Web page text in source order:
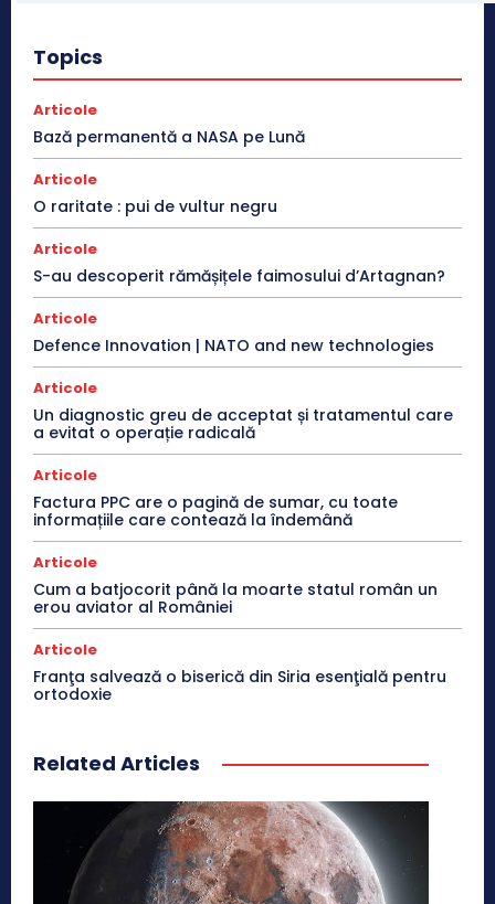
Topics
Articole
Bază permanentă a NASA pe Lună
Articole
O raritate : pui de vultur negru
Articole
S-au descoperit rămășițele faimosului d’Artagnan?
Articole
Defence Innovation | NATO and new technologies
Articole
Un diagnostic greu de acceptat și tratamentul care
a evitat o operație radicală
Articole
Factura PPC are o pagină de sumar, cu toate
informațiile care contează la îndemână
Articole
Cum a batjocorit până la moarte statul român un
erou aviator al României
Articole
Franţa salvează o biserică din Siria esenţială pentru
ortodoxie
Related Articles